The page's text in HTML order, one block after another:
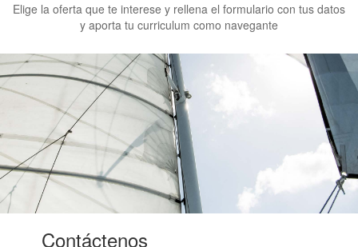
Elige la oferta que te interese y rellena el formulario con tus datos
y aporta tu curriculum como navegante
Contáctenos